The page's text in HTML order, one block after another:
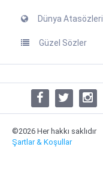
Dünya Atasözleri
Güzel Sözler
©2026 Her hakkı saklıdır
Şartlar & Koşullar